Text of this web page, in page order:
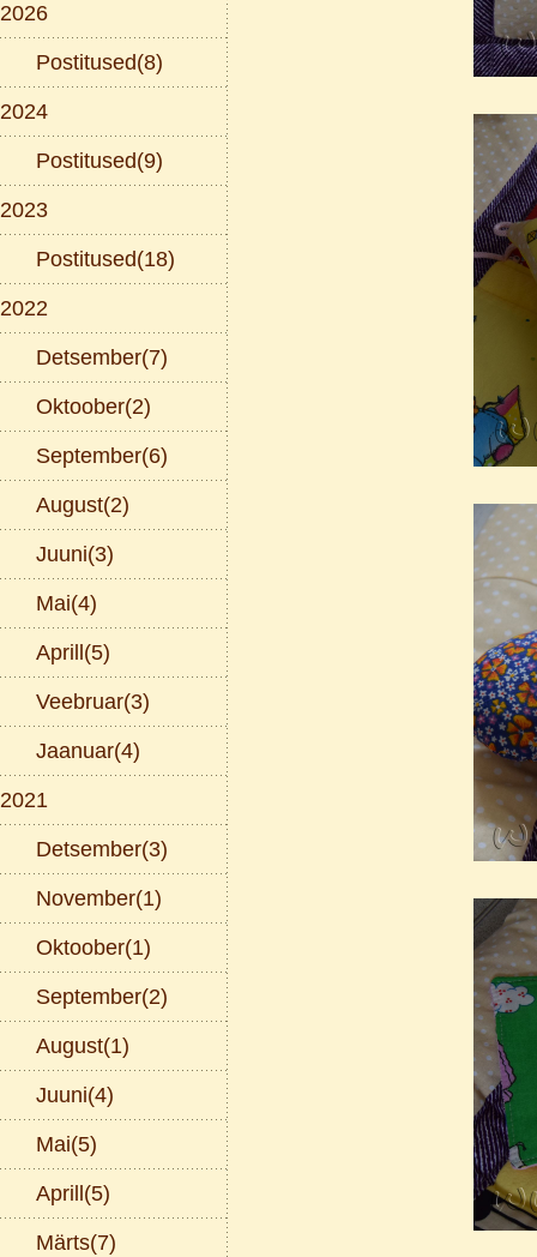
2026
Postitused(8)
2024
Postitused(9)
2023
Postitused(18)
2022
Detsember(7)
Oktoober(2)
September(6)
August(2)
Juuni(3)
Mai(4)
Aprill(5)
Veebruar(3)
Jaanuar(4)
2021
Detsember(3)
November(1)
Oktoober(1)
September(2)
August(1)
Juuni(4)
Mai(5)
Aprill(5)
Märts(7)